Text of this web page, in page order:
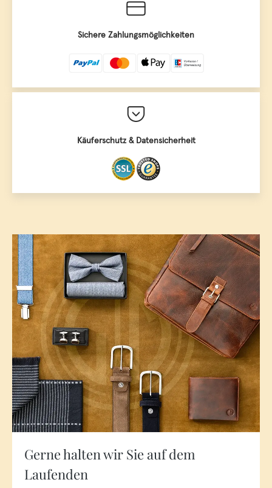
Sichere Zahlungsmöglichkeiten
Käuferschutz & Datensicherheit
Gerne halten wir Sie auf dem
Laufenden